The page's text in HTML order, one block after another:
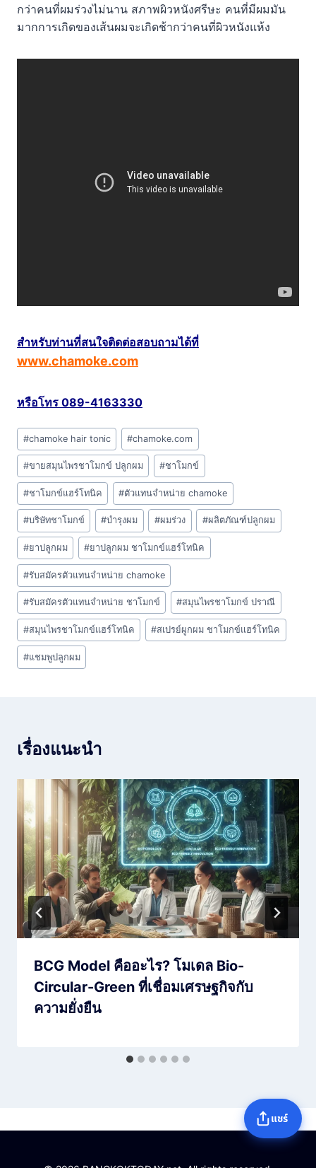
กว่าคนที่ผมร่วงไม่นาน สภาพผิวหนังศรีษะ คนที่มีผมมัน
มากการเกิดของเส้นผมจะเกิดช้ากว่าคนที่ผิวหนังแห้ง
สำหรับท่านที่สนใจติดต่อสอบถามได้ที่
www.chamoke.com
หรือโทร 089-4163330
Post
Tags:
#chamoke hair tonic #chamoke.com
#ขายสมุนไพรชาโมกข์ ปลูกผม #ชาโมกข์
#ชาโมกข์แฮร์โทนิค #ตัวแทนจำหน่าย chamoke
#บริษัทชาโมกข์ #บำรุงผม #ผมร่วง #ผลิตภัณฑ์ปลูกผม
#ยาปลูกผม #ยาปลูกผม ชาโมกข์แฮร์โทนิค
#รับสมัครตัวแทนจำหน่าย chamoke
#รับสมัครตัวแทนจำหน่าย ชาโมกข์ #สมุนไพรชาโมกข์ ปราณี
#สมุนไพรชาโมกข์แฮร์โทนิค #สเปรย์ผูกผม ชาโมกข์แฮร์โทนิค
#แชมพูปลูกผม
เรื่องแนะนำ
BCG Model คืออะไร? โมเดล Bio-
Circular-Green ที่เชื่อมเศรษฐกิจกับ
ความยั่งยืน
แชร์